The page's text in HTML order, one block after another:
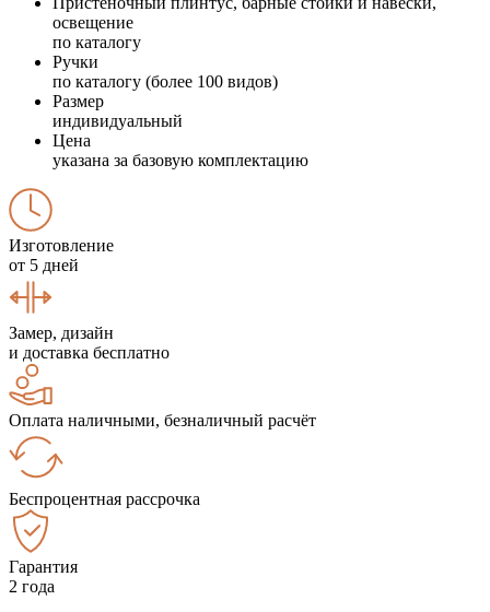
освещение
по каталогу
Ручки
по каталогу (более 100 видов)
Размер
индивидуальный
Цена
указана за базовую комплектацию
Изготовление
от 5 дней
Замер, дизайн
и доставка бесплатно
Оплата наличными, безналичный расчёт
Беспроцентная рассрочка
Гарантия
2 года